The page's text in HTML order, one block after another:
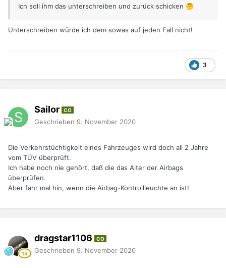
Ich soll ihm das unterschreiben und zurück schicken 🤔
Unterschreiben würde ich dem sowas auf jeden Fall nicht!
3
Sailor CO
Geschrieben 9. November 2020
Die Verkehrstüchtigkeit eines Fahrzeuges wird doch all 2 Jahre
vom TÜV überprüft.
Ich habe noch nie gehört, daß die das Alter der Airbags
überprüfen.
Aber fahr mal hin, wenn die Airbag-Kontrollleuchte an ist!
dragstar1106 CO
Geschrieben 9. November 2020